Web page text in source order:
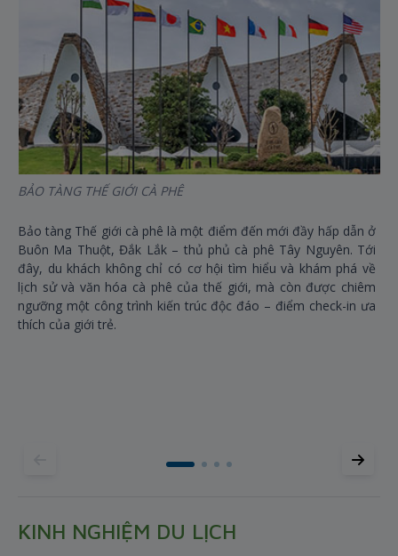
BẢO TÀNG THẾ GIỚI CÀ PHÊ
Bảo tàng Thế giới cà phê là một điểm đến mới đầy hấp dẫn ở
Buôn Ma Thuột, Đắk Lắk – thủ phủ cà phê Tây Nguyên. Tới
đây, du khách không chỉ có cơ hội tìm hiểu và khám phá về
lịch sử và văn hóa cà phê của thế giới, mà còn được chiêm
ngưỡng một công trình kiến trúc độc đáo – điểm check-in ưa
thích của giới trẻ.
KINH NGHIỆM DU LỊCH